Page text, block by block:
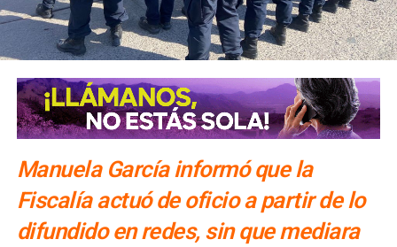
Fenapo 2026
Manuela García informó que la
Fiscalía actuó de oficio a partir de lo
difundido en redes, sin que mediara